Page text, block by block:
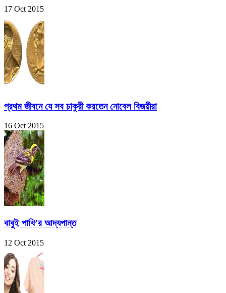
17 Oct 2015
প্রথম জীবনে যে সব চাকুরী করতেন নোবেল বিজয়ীরা
16 Oct 2015
বাবুই পাখি’র আদ্যপান্ত
12 Oct 2015